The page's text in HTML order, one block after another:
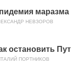
маразма
НЕВЗОРОВ
остановить
ПОРТНИКОВ